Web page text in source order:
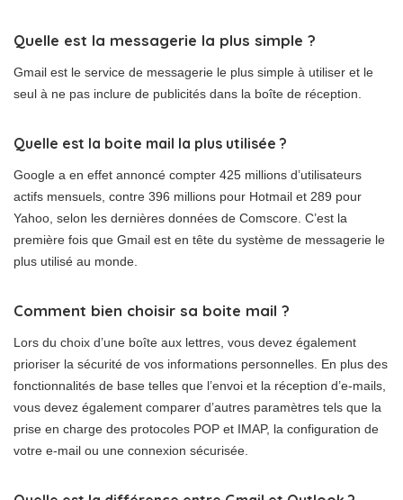
Quelle est la messagerie la plus simple ?
Gmail est le service de messagerie le plus simple à utiliser et le
seul à ne pas inclure de publicités dans la boîte de réception.
Quelle est la boite mail la plus utilisée ?
Google a en effet annoncé compter 425 millions d’utilisateurs
actifs mensuels, contre 396 millions pour Hotmail et 289 pour
Yahoo, selon les dernières données de Comscore. C’est la
première fois que Gmail est en tête du système de messagerie le
plus utilisé au monde.
Comment bien choisir sa boite mail ?
Lors du choix d’une boîte aux lettres, vous devez également
prioriser la sécurité de vos informations personnelles. En plus des
fonctionnalités de base telles que l’envoi et la réception d’e-mails,
vous devez également comparer d’autres paramètres tels que la
prise en charge des protocoles POP et IMAP, la configuration de
votre e-mail ou une connexion sécurisée.